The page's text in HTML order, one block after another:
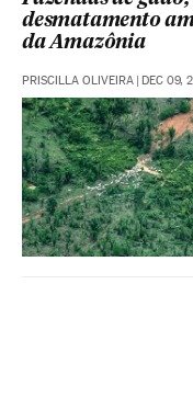
desmatamento
da Amazônia
PRISCILLA OLIVEIRA | DEC 09,